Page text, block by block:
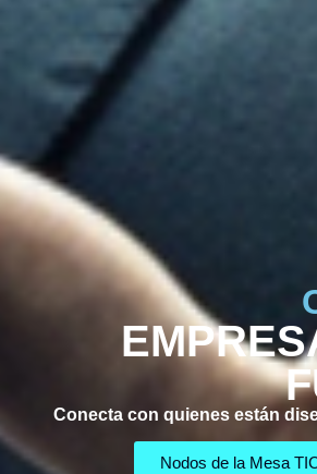
Conecta con quienes están
Nodos de la Mesa